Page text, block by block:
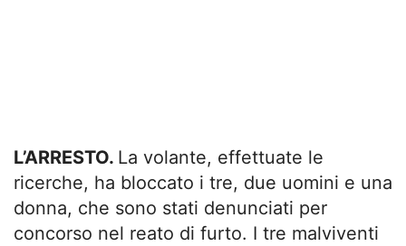
L’ARRESTO. La volante, effettuate le
ricerche, ha bloccato i tre, due uomini e una
donna, che sono stati denunciati per
concorso nel reato di furto. I tre malviventi